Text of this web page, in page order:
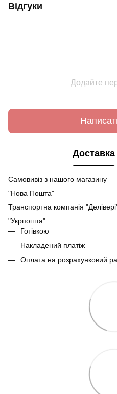
Відгуки
Додайте
Доставка
Самовивіз з нашого магазину —
"Нова Пошта"
Транспортна компанія
"Укрпошта"
Готівкою
Накладений платіж
Оплата на розрахунковий